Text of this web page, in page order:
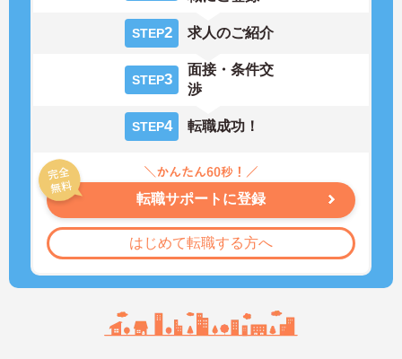
STEP2 求人のご紹介
STEP3
面接・条件交
渉
STEP4 転職成功！
転職サポートに登録
はじめて転職する方へ